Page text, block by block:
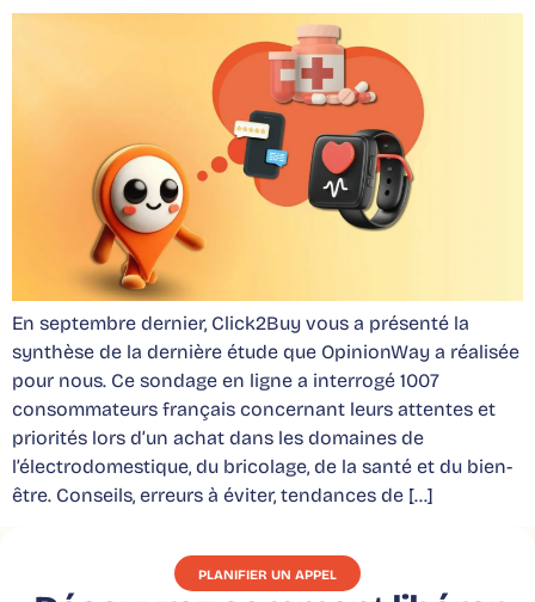
En septembre dernier, Click2Buy vous a présenté la
synthèse de la dernière étude que OpinionWay a réalisée
pour nous. Ce sondage en ligne a interrogé 1007
consommateurs français concernant leurs attentes et
priorités lors d’un achat dans les domaines de
l’électrodomestique, du bricolage, de la santé et du bien-
être. Conseils, erreurs à éviter, tendances de […]
PLANIFIER UN APPEL